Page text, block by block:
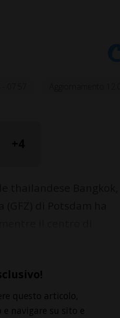
questo articolo,
e navigare su sito e